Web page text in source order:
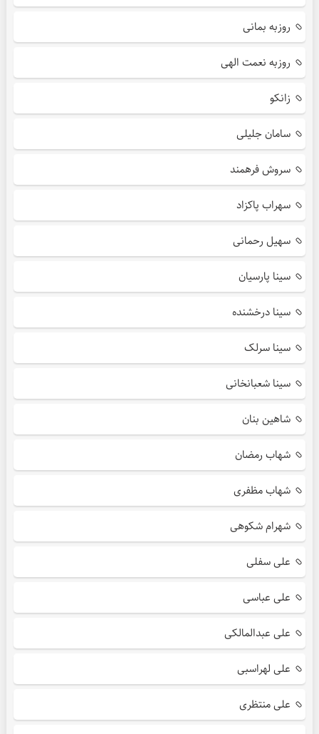
روزبه بمانی
روزبه نعمت الهی
زانکو
سامان جلیلی
سروش فرهمند
سهراب پاکزاد
سهیل رحمانی
سینا پارسیان
سینا درخشنده
سینا سرلک
سینا شعبانخانی
شاهین بنان
شهاب رمضان
شهاب مظفری
شهرام شکوهی
علی سفلی
علی عباسی
علی عبدالمالکی
علی لهراسبی
علی منتظری